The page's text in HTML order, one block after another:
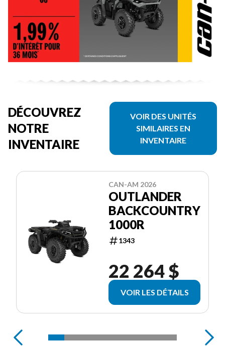
DÉCOUVREZ
NOTRE
INVENTAIRE
VOIR DES UNITÉS
SIMILAIRES EN
INVENTAIRE
CAN-AM 2026
OUTLANDER
BACKCOUNTRY
1000R
1343
22 264 $
VOIR LES DÉTAILS